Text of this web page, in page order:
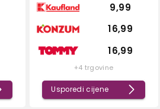
9,99
16,99
16,99
+4 trgovine
Usporedi cijene